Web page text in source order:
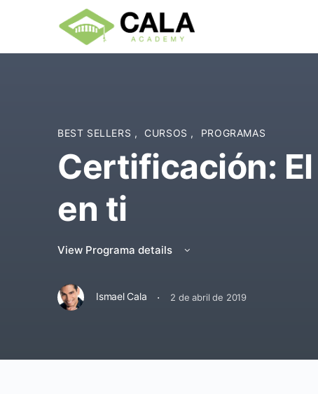
BEST SELLERS , CURSOS , PROGRAMAS
Certificación:
en ti
View Programa details
Ismael Cala · 2 de abril de 2019